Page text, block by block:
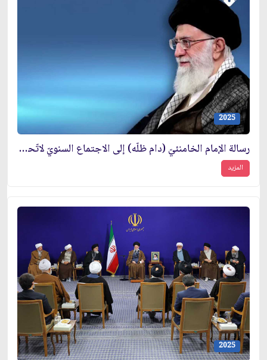
2025
رسالة الإمام الخامنئيّ (دام ظلّه) إلى الاجتماع السنويّ لاتّحاد المنتديات الطلّابيّة الإسلاميّة في أوروبّا
المزيد
2025